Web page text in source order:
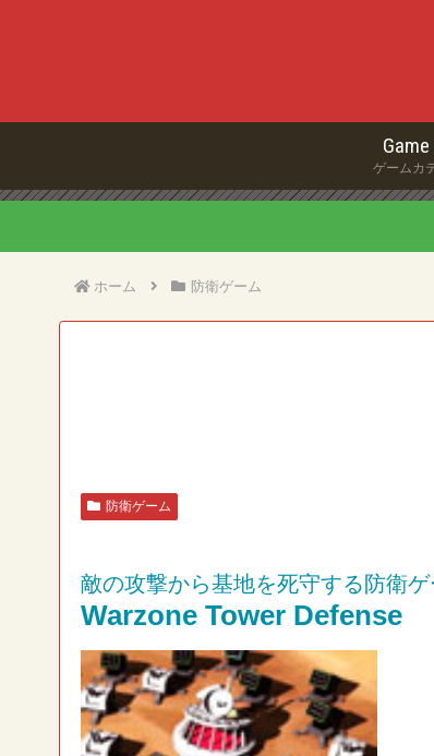
ゲームカ
ホーム 防衛ゲーム
防衛ゲーム
敵の攻撃から基地を死守する防衛ゲ
Warzone Tower Defense